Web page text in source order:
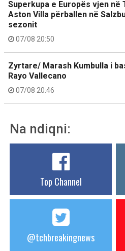
Superkupa e Europës vjen në
Aston Villa përballen në
sezonit
07/08 20:50
Zyrtare/ Marash Kumbulla i
Rayo Vallecano
07/08 20:46
Na ndiqni:
Top Channel
@tchbreakingnews